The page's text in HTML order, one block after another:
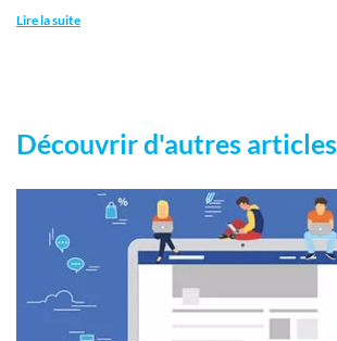
Lire la suite
Découvrir d'autres articles